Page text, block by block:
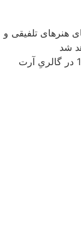
هنر‌های تلفیقی و
پذیرفته شدن در نمایشگاه گروهی تابستانِ 1396 در گالریِ آرت